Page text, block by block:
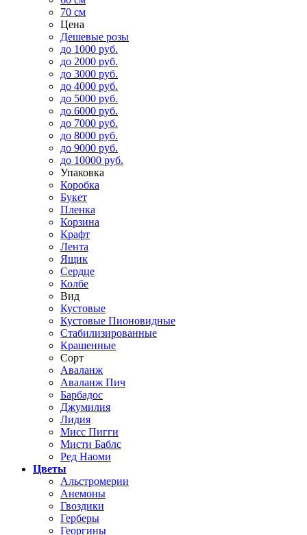
70 см
Цена
Дешевые розы
до 1000 руб.
до 2000 руб.
до 3000 руб.
до 4000 руб.
до 5000 руб.
до 6000 руб.
до 7000 руб.
до 8000 руб.
до 9000 руб.
до 10000 руб.
Упаковка
Коробка
Букет
Пленка
Корзина
Крафт
Лента
Ящик
Сердце
Колбе
Вид
Кустовые
Кустовые Пионовидные
Стабилизированные
Крашенные
Сорт
Аваланж
Аваланж Пич
Барбадос
Джумилия
Лидия
Мисс Пигги
Мисти Баблс
Ред Наоми
Цветы
Альстромерии
Анемоны
Гвоздики
Герберы
Георгины